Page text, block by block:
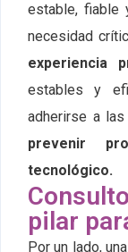
estable, fiable
necesidad
experiencia
estables y
adherirse a
prevenir
tecnológico.
pilar
Por un lado,